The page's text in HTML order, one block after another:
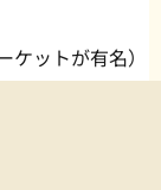
ットが有名）